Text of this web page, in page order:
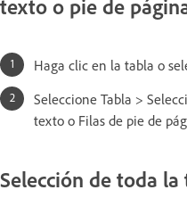
texto o pie de
Haga clic en la tabla o
Seleccione Tabla >
texto o Filas de pie de
Selección de toda la